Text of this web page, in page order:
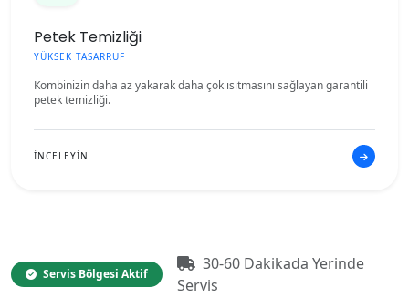
Petek Temizliği
YÜKSEK TASARRUF
Kombinizin daha az yakarak daha çok ısıtmasını sağlayan garantili
petek temizliği.
İNCELEYİN
Servis Bölgesi Aktif
30-60 Dakikada Yerinde
Servis